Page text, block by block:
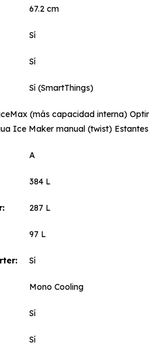
67.2 cm
Sí
Sí
Sí (SmartThings)
(más capacidad interna)
Ice Maker manual (twist)
A
384 L
287 L
97 L
Sí
Mono Cooling
Sí
Sí